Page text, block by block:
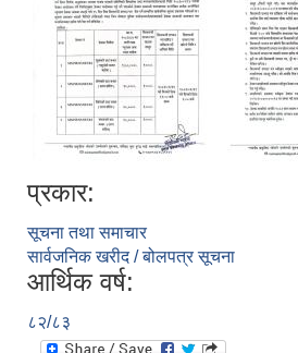
प्रकार:
सूचना तथा समाचार
सार्वजनिक खरीद / बोलपत्र सूचना
आर्थिक वर्ष:
८२/८३